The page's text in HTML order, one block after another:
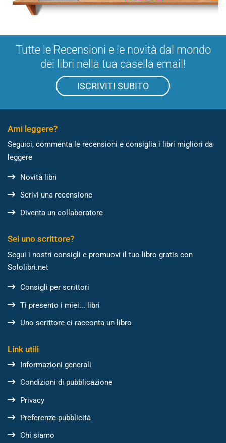
Tutte le Recensioni e le novità dal mondo
dei libri nella tua casella email!
ISCRIVITI SUBITO
Ami leggere?
Seguici, commenta le recensioni e consiglia i libri migliori da
leggere
Novità libri
Scrivi una recensione
Diventa un collaboratore
Sei uno scrittore?
Segui i nostri consigli e promuovi il tuo libro gratis con
Sololibri.net
Consigli per scrittori
Ti presento i miei... libri
Uno scrittore ci racconta un libro
Link utili
Informazioni generali
Condizioni di pubblicazione
Privacy
Preferenze pubblicità
Chi siamo